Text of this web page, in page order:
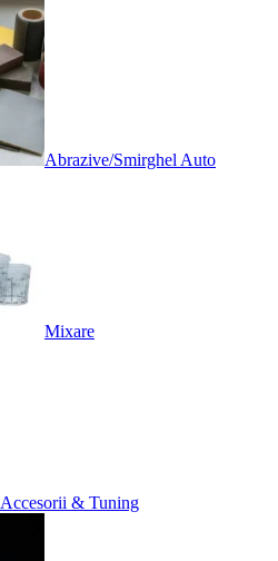
Abrazive/Smirghel Auto
Mixare
Accesorii & Tuning